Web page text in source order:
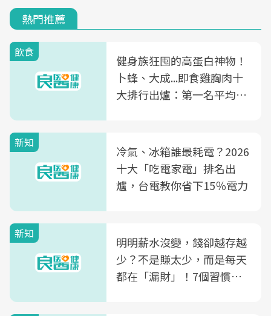
熱門推薦
飲食
健身族狂囤的高蛋白神物！
卜蜂、大成...即食雞胸肉十
大排行出爐：第一名平均一
新知
冷氣、冰箱誰最耗電？2026
十大「吃電家電」排名出
爐，台電教你省下15％電力
新知
明明薪水沒變，錢卻越存越
少？不是賺太少，而是每天
都在「漏財」！7個習慣一